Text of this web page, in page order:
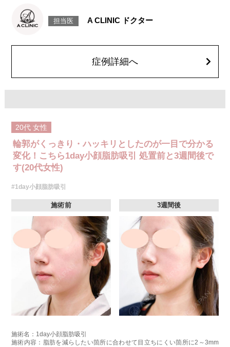
感などが術後一時的に生じることがございます。また、稀に貧血、細菌感
染症、左右差、施術箇所の知覚鈍麻、ぼこつき、硬結、瘢痕化、色素沈
顔の脂肪吸引箇所の追加 1ヶ所ごと+162,800円(税込)
オプション：笑気麻酔 3,300円(税込)
担当医 A CLINIC ドクター
症例詳細へ
20代 女性
輪郭がくっきり・ハッキリとしたのが一目で分かる
変化！こちら1day小顔脂肪吸引 処置前と3週間後で
す(20代女性)
#1day小顔脂肪吸引
施術前 3週間後
施術名：1day小顔脂肪吸引
施術内容：脂肪を減らしたい箇所に合わせて目立ちにくい箇所に2～3mm